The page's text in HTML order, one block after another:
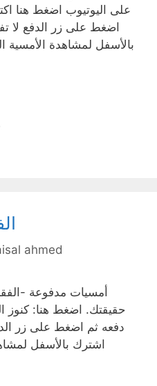
على اليوتيوب اضغط هنا
اضغط على زر الدفع لا
بالأسفل لمشاهدة الأمسية
ahmed
أمسيات مدفوعة -
حقيقتك. اضغط هنا: كنوز
دفعه ثم اضغط على زر
اشترك بالأسفل